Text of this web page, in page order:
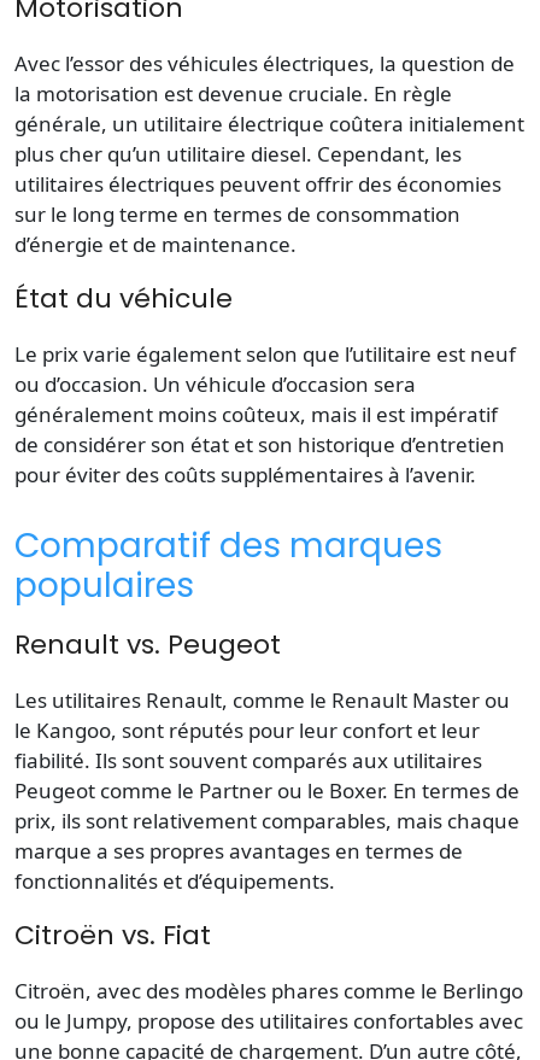
Motorisation
Avec l’essor des véhicules électriques, la question de
la motorisation est devenue cruciale. En règle
générale, un utilitaire électrique coûtera initialement
plus cher qu’un utilitaire diesel. Cependant, les
utilitaires électriques peuvent offrir des économies
sur le long terme en termes de consommation
d’énergie et de maintenance.
État du véhicule
Le prix varie également selon que l’utilitaire est neuf
ou d’occasion. Un véhicule d’occasion sera
généralement moins coûteux, mais il est impératif
de considérer son état et son historique d’entretien
pour éviter des coûts supplémentaires à l’avenir.
Comparatif des marques
populaires
Renault vs. Peugeot
Les utilitaires Renault, comme le Renault Master ou
le Kangoo, sont réputés pour leur confort et leur
fiabilité. Ils sont souvent comparés aux utilitaires
Peugeot comme le Partner ou le Boxer. En termes de
prix, ils sont relativement comparables, mais chaque
marque a ses propres avantages en termes de
fonctionnalités et d’équipements.
Citroën vs. Fiat
Citroën, avec des modèles phares comme le Berlingo
ou le Jumpy, propose des utilitaires confortables avec
une bonne capacité de chargement. D’un autre côté,